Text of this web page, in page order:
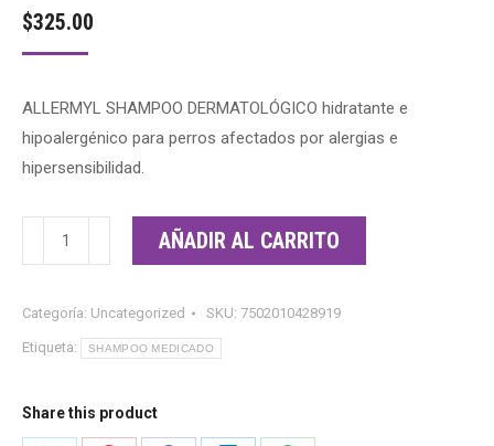
$325.00
ALLERMYL SHAMPOO DERMATOLÓGICO hidratante e
hipoalergénico para perros afectados por alergias e
hipersensibilidad.
ALLERMYL
250
cantidad
AÑADIR AL CARRITO
Categoría: Uncategorized SKU: 7502010428919
Etiqueta: SHAMPOO MEDICADO
Share this product